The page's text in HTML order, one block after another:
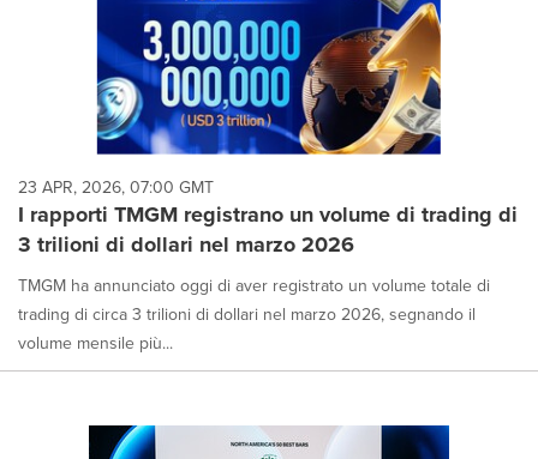
23 APR, 2026, 07:00 GMT
I rapporti TMGM registrano un volume di trading di
3 trilioni di dollari nel marzo 2026
TMGM ha annunciato oggi di aver registrato un volume totale di
trading di circa 3 trilioni di dollari nel marzo 2026, segnando il
volume mensile più...